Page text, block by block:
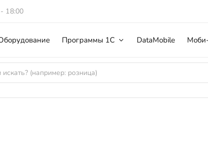
18:00
Программы 1С DataMobile